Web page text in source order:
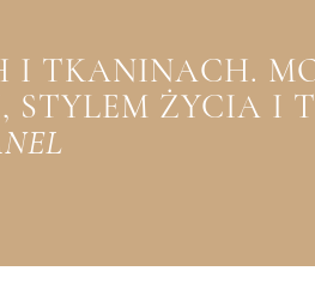
I TKANINACH.
ŻYCIA I